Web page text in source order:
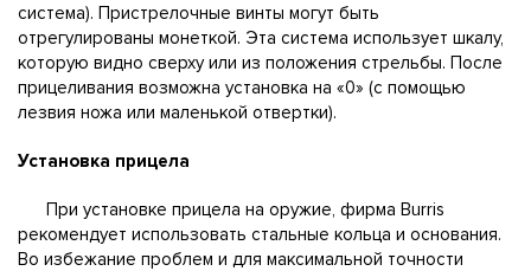
система). Пристрелочные винты могут быть
отрегулированы монеткой. Эта система использует шкалу,
которую видно сверху или из положения стрельбы. После
прицеливания возможна установка на «0» (с помощью
лезвия ножа или маленькой отвертки).
Установка прицела
При установке прицела на оружие, фирма Burris
рекомендует использовать стальные кольца и основания.
Во избежание проблем и для максимальной точности